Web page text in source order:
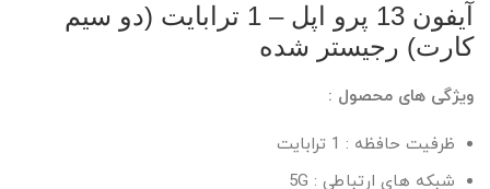
آیفون 13 پرو اپل – 1 ترابایت (دو سیم
کارت) رجیستر شده
ویژگی های محصول :
ظرفیت حافظه : 1 ترابایت
شبکه های ارتباطی : 5G